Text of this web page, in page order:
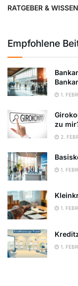
RATGEBER & WISSEN
Empfohlene
1.
zu
2.
1.
1.
1.